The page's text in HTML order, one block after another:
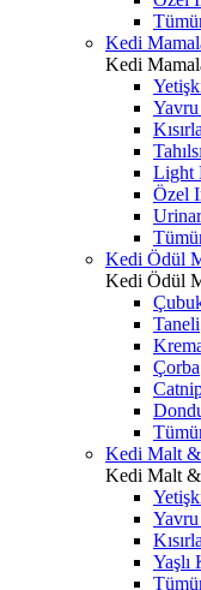
Kedi
Kedi
Light
Özel
Kedi Ödül
Kedi Ödül
Taneli
Çorba
Kedi Malt
Kedi Malt
Yaşlı